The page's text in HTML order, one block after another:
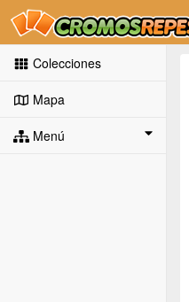
Colecciones
Mapa
Menú